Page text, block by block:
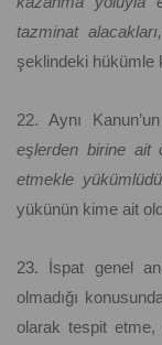
tazminat
şeklindeki hükümle
22. Aynı
eşlerden birine ait
etmekle
yükünün kime ait
23. İspat genel
olmadığı
olarak tespit etme,